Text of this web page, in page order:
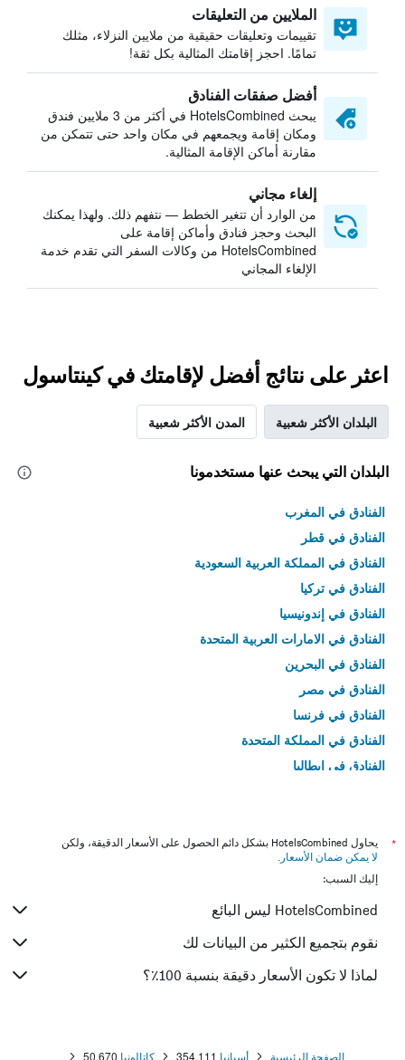
الملايين من التعليقات
تقييمات وتعليقات حقيقية من ملايين النزلاء، مثلك
تمامًا. احجز إقامتك المثالية بكل ثقة!
أفضل صفقات الفنادق
يبحث HotelsCombined في أكثر من 3 ملايين فندق
ومكان إقامة ويجمعهم في مكان واحد حتى تتمكن من
مقارنة أماكن الإقامة المثالية.
إلغاء مجاني
من الوارد أن تتغير الخطط — نتفهم ذلك. ولهذا يمكنك
البحث وحجز فنادق وأماكن إقامة على
HotelsCombined من وكالات السفر التي تقدم خدمة
الإلغاء المجاني
اعثر على نتائج أفضل لإقامتك في كينتاسول
البلدان الأكثر شعبية المدن الأكثر شعبية
البلدان التي يبحث عنها مستخدمونا
الفنادق في المغرب
الفنادق في قطر
الفنادق في المملكة العربية السعودية
الفنادق في تركيا
الفنادق في إندونيسيا
الفنادق في الامارات العربية المتحدة
الفنادق في البحرين
الفنادق في مصر
الفنادق في فرنسا
الفنادق في المملكة المتحدة
الفنادق في إيطاليا
*
يحاول HotelsCombined بشكل دائم الحصول على الأسعار الدقيقة، ولكن
لا يمكن ضمان الأسعار .
إليك السبب:
HotelsCombined ليس البائع
نقوم بتجميع الكثير من البيانات لك
لماذا لا تكون الأسعار دقيقة بنسبة 100٪؟
الصفحة الرئيسية أسبانيا 354,111 كاتالونيا 50,670